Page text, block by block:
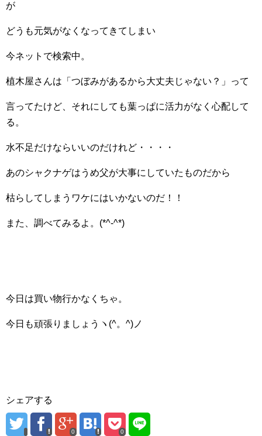
が
どうも元気がなくなってきてしまい
今ネットで検索中。
植木屋さんは「つぼみがあるから大丈夫じゃない？」って
言ってたけど、それにしても葉っぱに活力がなく心配して
る。
水不足だけならいいのだけれど・・・・
あのシャクナゲはうめ父が大事にしていたものだから
枯らしてしまうワケにはいかないのだ！！
また、調べてみるよ。(*^-^*)
今日は買い物行かなくちゃ。
今日も頑張りましょうヽ(^。^)ノ
シェアする
0 0